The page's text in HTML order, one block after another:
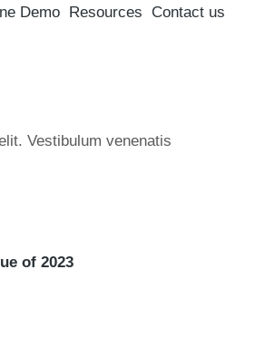
Demo Resources
Contact us
Vestibulum venenatis
of 2023